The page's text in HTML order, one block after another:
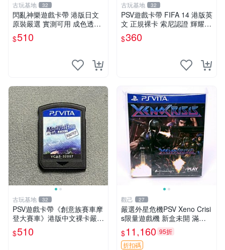
古玩基地 32
閃亂神樂遊戲卡帶 港版日文
原裝嚴選 實測可用 成色透明
保証 正常玩耍無問題 閃亂神
樂 港版 日文 卡帶 港行
$510
古玩基地 32
PSV遊戲卡帶 FIFA 14 港版英
文 正規裸卡 索尼認證 輝耀推
薦 只限原機運行 多購享折 上
百張可惠 FIFA 14 PSV 港文
$360
古玩基地 32
PSV遊戲卡帶《創意族賽車摩
登大賽車》港版中文裸卡嚴選
推薦，實測無誤跑順暢行。僅
限Sony PSP機器使用，其他
$510
觀己 27
嚴選外星危機PSV Xeno Crisi
s限量遊戲機 新盒未開 滿意
保證 Xeno Crisis PSV 限量版
電玩新機 測試合格品
$11,160 95折
折扣碼